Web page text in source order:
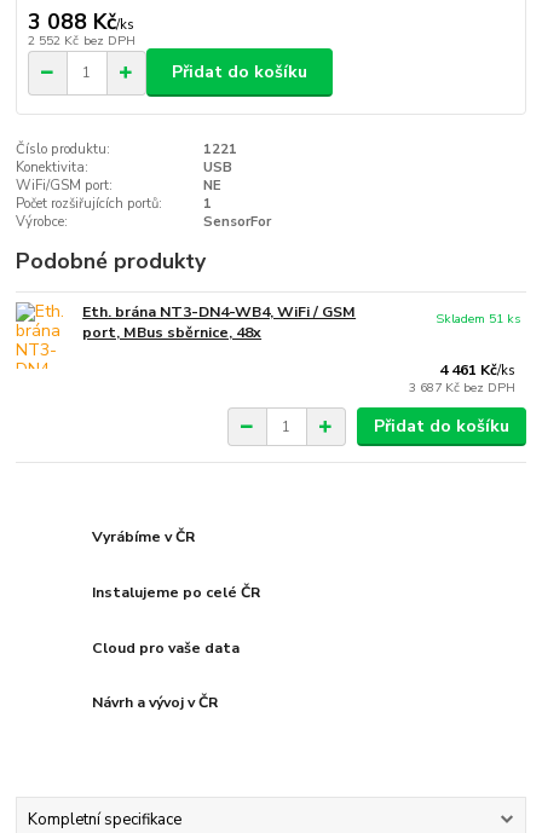
3 088 Kč/ks
2 552 Kč bez DPH
Přidat do košíku
Číslo produktu:
1221
Konektivita:
USB
WiFi/GSM port:
NE
Počet rozšiřujících portů:
1
Výrobce:
SensorFor
Podobné produkty
Eth. brána NT3-DN4-WB4, WiFi / GSM
port, MBus sběrnice, 48x
4 461 Kč/ks
3 687 Kč bez DPH
Skladem 51 ks
Přidat do košíku
Vyrábíme v ČR
Instalujeme po celé ČR
Cloud pro vaše data
Návrh a vývoj v ČR
Kompletní specifikace